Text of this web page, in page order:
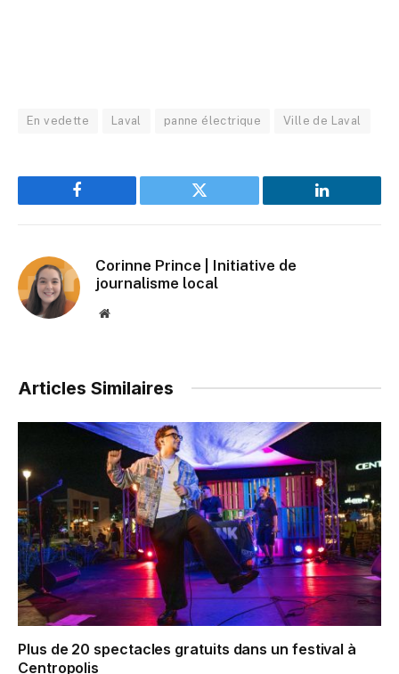
En vedette Laval panne électrique Ville de Laval
Facebook Twitter LinkedIn
Corinne Prince | Initiative de
journalisme local
Website
Articles Similaires
Plus de 20 spectacles gratuits dans un festival à
Centropolis